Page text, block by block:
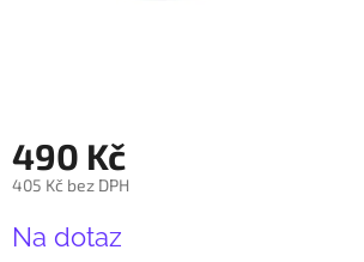
490 Kč
405 Kč bez DPH
cena:
Na dotaz